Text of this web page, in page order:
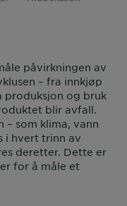
påvirkningen av
– fra innkjøp
produksjon og bruk
blir avfall.
– som klima, vann
i hvert trinn av
deretter. Dette er
for å måle et